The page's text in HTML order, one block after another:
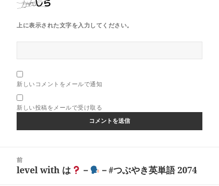
上に表示された文字を入力してください。
新しいコメントをメールで通知
新しい投稿をメールで受け取る
前
前
level with は － －#つぶやき英単語 2074